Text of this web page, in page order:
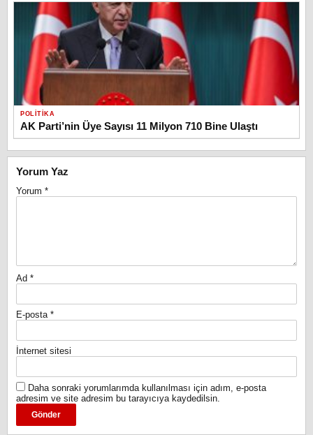
POLITIKA
AK Parti’nin Üye Sayısı 11 Milyon 710 Bine Ulaştı
Yorum Yaz
Yorum *
Ad *
E-posta *
İnternet sitesi
Daha sonraki yorumlarımda kullanılması için adım, e-posta
adresim ve site adresim bu tarayıcıya kaydedilsin.